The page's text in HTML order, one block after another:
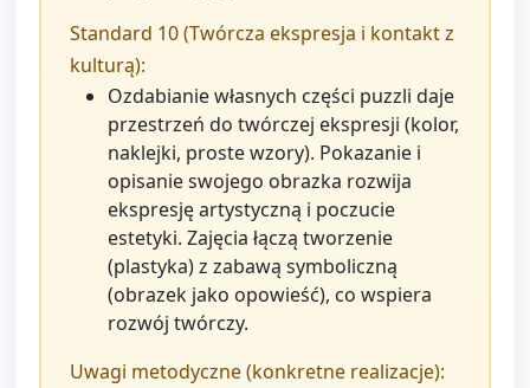
Standard 10 (Twórcza ekspresja i kontakt z
kulturą):
Ozdabianie własnych części puzzli daje
przestrzeń do twórczej ekspresji (kolor,
naklejki, proste wzory). Pokazanie i
opisanie swojego obrazka rozwija
ekspresję artystyczną i poczucie
estetyki. Zajęcia łączą tworzenie
(plastyka) z zabawą symboliczną
(obrazek jako opowieść), co wspiera
rozwój twórczy.
Uwagi metodyczne (konkretne realizacje):